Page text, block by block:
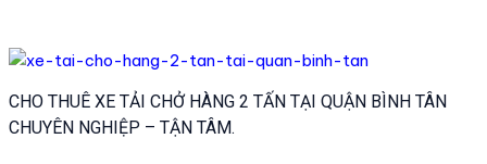
CHO THUÊ XE TẢI CHỞ HÀNG 2 TẤN TẠI QUẬN BÌNH TÂN
CHUYÊN NGHIỆP – TẬN TÂM.